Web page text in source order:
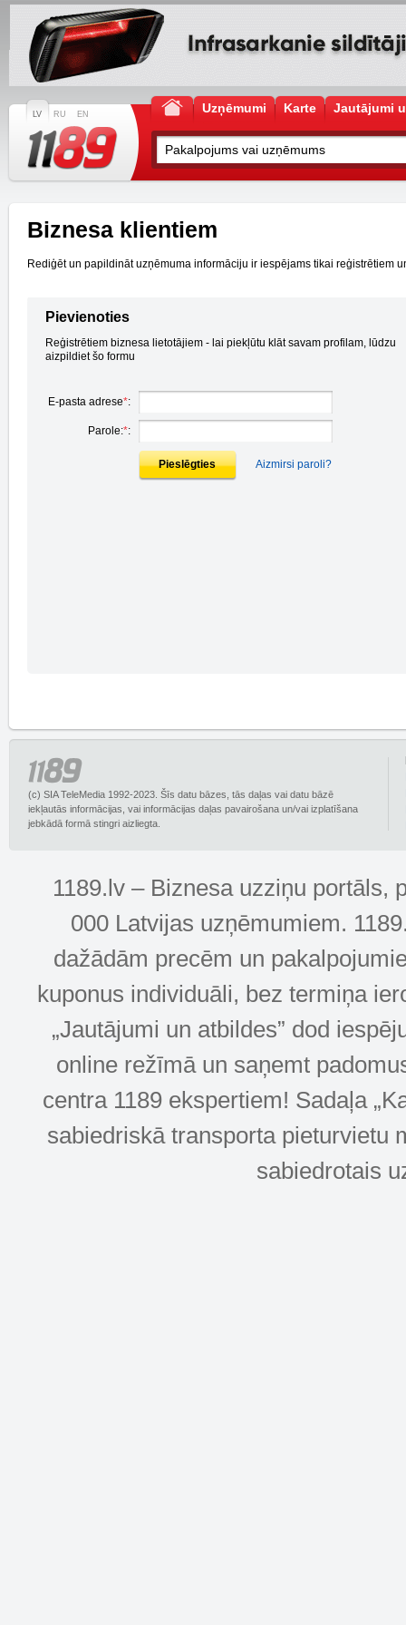
LV RU EN Uzņēmumi Karte Jautājumi
Biznesa klientiem
Rediģēt un papildināt uzņēmuma informāciju ir iespējams tikai reģistrētiem
Pievienoties
Reģistrētiem biznesa lietotājiem - lai piekļūtu klāt savam profilam, lūdzu
aizpildiet šo formu
E-pasta adrese*:
Parole:*:
Pieslēgties Aizmirsi paroli?
(c) SIA TeleMedia 1992-2023. Šīs datu bāzes, tās daļas vai datu bāzē
iekļautās informācijas, vai informācijas daļas pavairošana un/vai izplatīšana
jebkādā formā stingri aizliegta.
1189.lv – Biznesa uzziņu portāls,
000 Latvijas uzņēmumiem.
dažādām precēm un
kuponus individuāli, bez termiņa
„Jautājumi un atbildes” dod
online režīmā un saņemt
centra 1189 ekspertiem! Sadaļa
sabiedriskā transporta pieturvietu
sabiedrotais